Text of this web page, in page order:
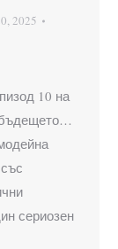
2025
10 на
сериозен